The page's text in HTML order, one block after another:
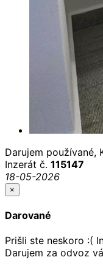
Darujem používané,
Inzerát č. 115147
18-05-2026
×
Darované
Prišli ste neskoro :(
Darujem za odvoz